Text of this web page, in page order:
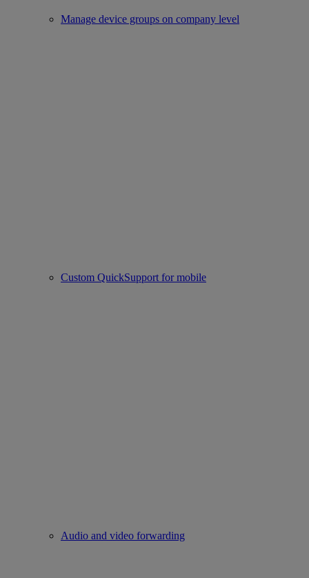
Manage device groups on company level
Custom QuickSupport for mobile
Audio and video forwarding